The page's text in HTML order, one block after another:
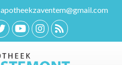
apotheekzaventem@gmail.com